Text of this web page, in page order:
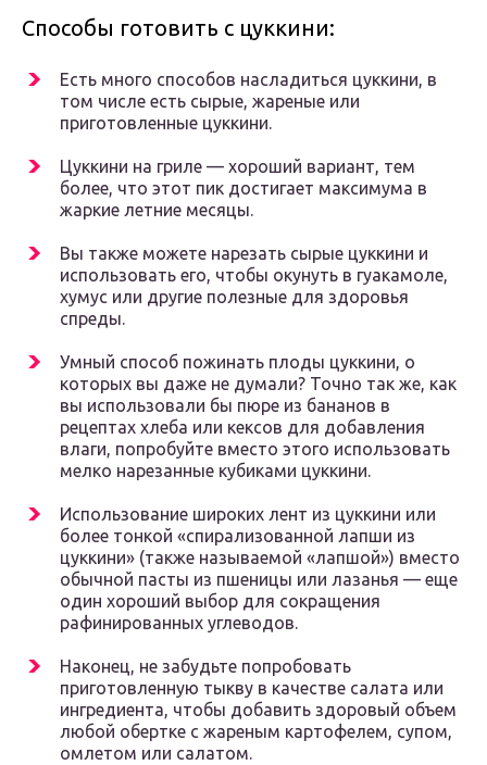
Способы готовить с цуккини:
Есть много способов насладиться цуккини, в
том числе есть сырые, жареные или
приготовленные цуккини.
Цуккини на гриле — хороший вариант, тем
более, что этот пик достигает максимума в
жаркие летние месяцы.
Вы также можете нарезать сырые цуккини и
использовать его, чтобы окунуть в гуакамоле,
хумус или другие полезные для здоровья
спреды.
Умный способ пожинать плоды цуккини, о
которых вы даже не думали? Точно так же, как
вы использовали бы пюре из бананов в
рецептах хлеба или кексов для добавления
влаги, попробуйте вместо этого использовать
мелко нарезанные кубиками цуккини.
Использование широких лент из цуккини или
более тонкой «спирализованной лапши из
цуккини» (также называемой «лапшой») вместо
обычной пасты из пшеницы или лазанья — еще
один хороший выбор для сокращения
рафинированных углеводов.
Наконец, не забудьте попробовать
приготовленную тыкву в качестве салата или
ингредиента, чтобы добавить здоровый объем
любой обертке с жареным картофелем, супом,
омлетом или салатом.